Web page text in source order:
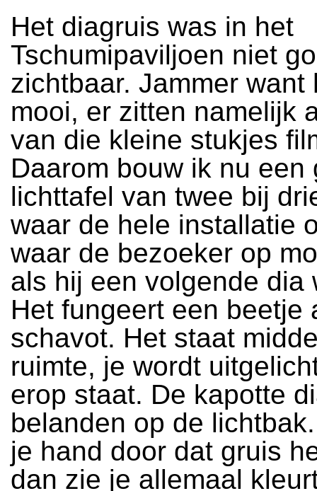
Het diagruis was in het
Tschumipaviljoen niet
zichtbaar. Jammer want
mooi, er zitten namelijk
van die kleine stukjes
Daarom bouw ik nu een
lichttafel van twee bij
waar de hele installatie
waar de bezoeker op
als hij een volgende dia
Het fungeert een beetje
schavot. Het staat
ruimte, je wordt
erop staat. De kapotte
belanden op de
je hand door dat gruis
dan zie je allemaal